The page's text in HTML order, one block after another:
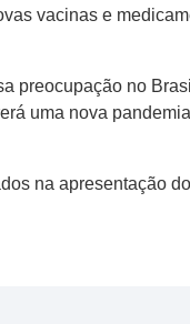
vacinas e
preocupação no
uma nova
na apresentação